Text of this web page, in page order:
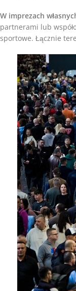
W imprezach
partnerami lub
sportowe. Łącznie